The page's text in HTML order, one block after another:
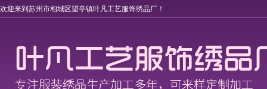
欢迎来到苏州市相城区望亭镇叶凡工艺服饰绣品厂！